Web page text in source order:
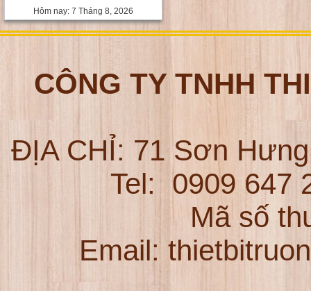
Hôm nay: 7 Tháng 8, 2026
CÔNG TY TNHH
ĐỊA CHỈ: 71 Sơn
Tel: 0909
Mã số
Email: